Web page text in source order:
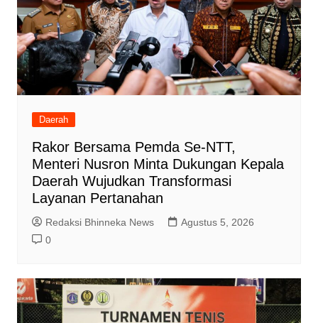
Daerah
Rakor Bersama Pemda Se-NTT,
Menteri Nusron Minta Dukungan Kepala
Daerah Wujudkan Transformasi
Layanan Pertanahan
Redaksi Bhinneka News
Agustus 5, 2026
0